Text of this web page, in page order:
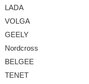
LADA
VOLGA
GEELY
Nordcross
BELGEE
TENET